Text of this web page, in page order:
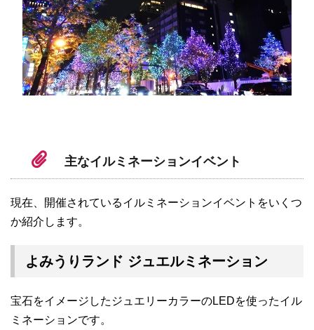
主なイルミネーションイベント
現在、開催されているイルミネーションイベントをいくつ
か紹介します。
よみうりランド ジュエルミネーション
宝石をイメージしたジュエリーカラーのLEDを使ったイル
ミネーションです。